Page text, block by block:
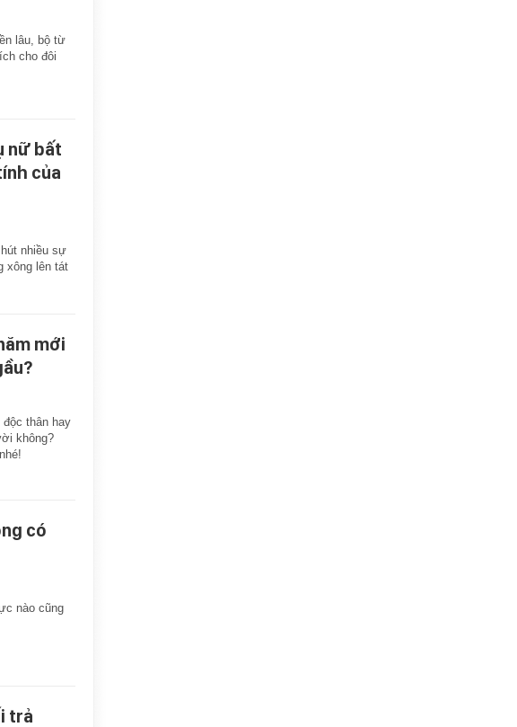
lâu, bộ từ
cho đôi
nữ bất
của
nhiều sự
xông lên tát
mới
độc thân hay
không?
có
nào cũng
trả